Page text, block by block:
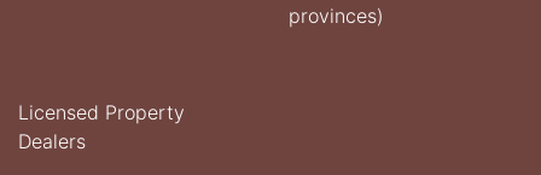
provinces)
Licensed Property
Dealers